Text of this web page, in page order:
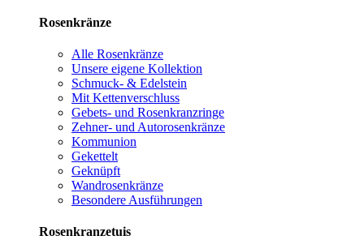
Rosenkränze
Alle Rosenkränze
Unsere eigene Kollektion
Schmuck- & Edelstein
Mit Kettenverschluss
Gebets- und Rosenkranzringe
Zehner- und Autorosenkränze
Kommunion
Gekettelt
Geknüpft
Wandrosenkränze
Besondere Ausführungen
Rosenkranzetuis